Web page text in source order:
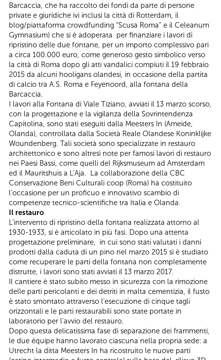
Barcaccia, che ha raccolto dei fondi da parte di persone
private e giuridiche ivi inclusi la città di Rotterdam, il
blog/piattaforma crowdfunding “Scusa Roma” e il Celeanum
Gymnasium) che si è adoperata per finanziare i lavori di
ripristino delle due fontane, per un importo complessivo pari
a circa 100.000 euro, come generoso gesto simbolico verso
la città di Roma dopo gli atti vandalici compiuti il 19 febbraio
2015 da alcuni hooligans olandesi, in occasione della partita
di calcio tra A.S. Roma e Feyenoord, alla fontana della
Barcaccia.
I lavori alla Fontana di Viale Tiziano, avviati il 13 marzo scorso,
con la progettazione e la vigilanza della Sovrintendenza
Capitolina, sono stati eseguiti dalla Meesters In (Ameide,
Olanda), controllata dalla Società Reale Olandese Koninklijke
Woundenberg. Tali società sono specializzate in restauro
architettonico e sono altresì note per famosi lavori di restauro
nei Paesi Bassi, come quelli del Rijksmuseum ad Amsterdam
ed il Mauritshuis a L’Aja. La collaborazione della CBC
Conservazione Beni Culturali coop (Roma) ha costituito
l’occasione per un proficuo e innovativo scambio di
competenze tecnico-scientifiche tra Italia e Olanda.
Il restauro
L’intervento di ripristino della fontana realizzata attorno al
1930-1933, si è articolato in più fasi. Dopo una attenta
progettazione preliminare, in cui sono stati valutati i danni
prodotti dalla caduta di un pino nel marzo 2015 si è studiato
come recuperare le parti della fontana non completamente
distrutte, i lavori sono stati avviati il 13 marzo 2017.
Il cantiere è stato subito messo in sicurezza con la rimozione
delle parti pericolanti e dei detriti in malta cementizia, il fusto
è stato smontato attraverso l’esecuzione di cinque tagli
orizzontali e le parti restaurabili sono state portate in
laboratorio per l’avvio del restauro.
Dopo questa delicatissima fase di separazione dei frammenti,
le due équipe hanno lavorato ciascuna nella propria sede: a
Utrecht la ditta Meesters In ha ricostruito le nuove parti